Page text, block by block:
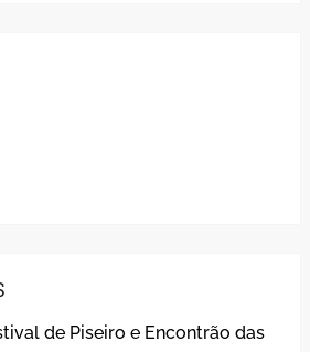
de Piseiro e Encontrão das